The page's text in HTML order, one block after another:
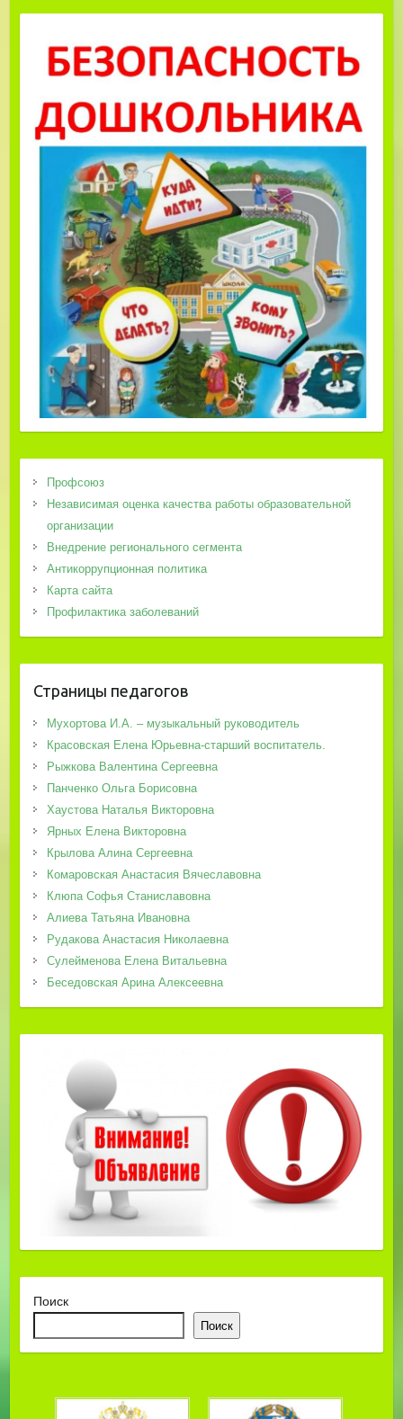
Профсоюз
Независимая оценка качества работы образовательной
организации
Внедрение регионального сегмента
Антикоррупционная политика
Карта сайта
Профилактика заболеваний
Страницы педагогов
Мухортова И.А. – музыкальный руководитель
Красовская Елена Юрьевна-старший воспитатель.
Рыжкова Валентина Сергеевна
Панченко Ольга Борисовна
Хаустова Наталья Викторовна
Ярных Елена Викторовна
Крылова Алина Сергеевна
Комаровская Анастасия Вячеславовна
Клюпа Софья Станиславовна
Алиева Татьяна Ивановна
Рудакова Анастасия Николаевна
Сулейменова Елена Витальевна
Беседовская Арина Алексеевна
Поиск
Поиск